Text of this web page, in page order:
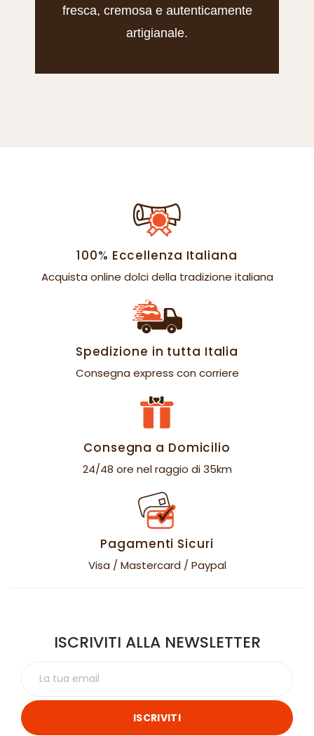
fresca, cremosa e autenticamente
artigianale.
100% Eccellenza Italiana
Acquista online dolci della tradizione italiana
Spedizione in tutta Italia
Consegna express con corriere
Consegna a Domicilio
24/48 ore nel raggio di 35km
Pagamenti Sicuri
Visa / Mastercard / Paypal
ISCRIVITI ALLA NEWSLETTER
ISCRIVITI